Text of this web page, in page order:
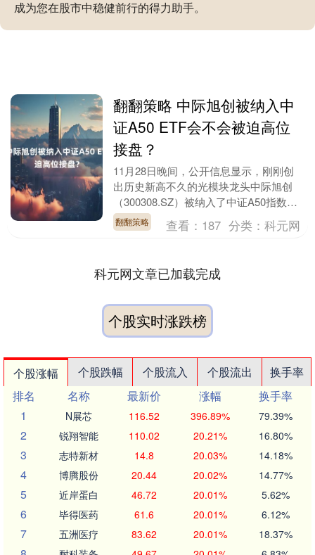
成为您在股市中稳健前行的得力助手。
翻翻策略 中际旭创被纳入中
证A50 ETF会不会被迫高位
接盘？
11月28日晚间，公开信息显示，刚刚创
出历史新高不久的光模块龙头中际旭创
（300308.SZ）被纳入了中证A50指数，
将于12月12日收盘后生效。 不过，近日
中....
翻翻策略 查看： 187 分类：科元网
科元网文章已加载完成
个股实时涨跌榜
个股涨幅 个股跌幅 个股流入 个股流出
换手率
排名
名称 最新价 涨幅
换手率
1
N展芯 116.52 396.89% 79.39%
2 锐翔智能 110.02 20.21% 16.80%
3 志特新材 14.8 20.03% 14.18%
4 博腾股份 20.44 20.02% 14.77%
5 近岸蛋白 46.72 20.01% 5.62%
6 毕得医药 61.6 20.01% 6.12%
7 五洲医疗 83.62 20.01% 18.37%